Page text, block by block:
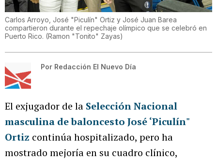
Carlos Arroyo, José "Piculín" Ortiz y José Juan Barea
compartieron durante el repechaje olímpico que se celebró en
Puerto Rico. (Ramon "Tonito" Zayas)
Por Redacción El Nuevo Día
El exjugador de la Selección Nacional
masculina de baloncesto José ‘Piculín"
Ortiz continúa hospitalizado, pero ha
mostrado mejoría en su cuadro clínico,